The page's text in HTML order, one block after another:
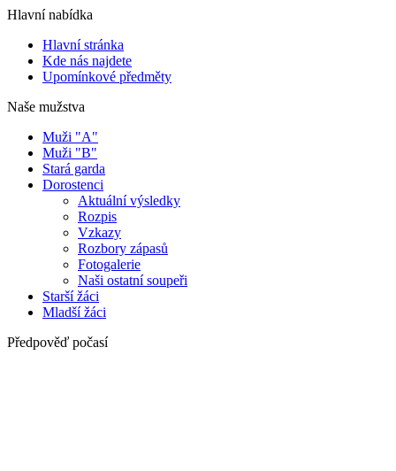
Hlavní nabídka
Hlavní stránka
Kde nás najdete
Upomínkové předměty
Naše mužstva
Muži "A"
Muži "B"
Stará garda
Dorostenci
Aktuální výsledky
Rozpis
Vzkazy
Rozbory zápasů
Fotogalerie
Naši ostatní soupeři
Starší žáci
Mladší žáci
Předpověď počasí